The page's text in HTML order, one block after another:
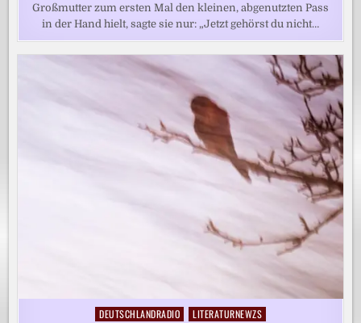
Großmutter zum ersten Mal den kleinen, abgenutzten Pass
in der Hand hielt, sagte sie nur: „Jetzt gehörst du nicht…
Posted
DEUTSCHLANDRADIO LITERATURNEWZS